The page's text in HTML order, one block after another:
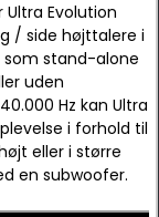
Evolution
/ side højttalere i
som stand-alone
uden
Hz kan Ultra
i forhold til
eller i større
en subwoofer.